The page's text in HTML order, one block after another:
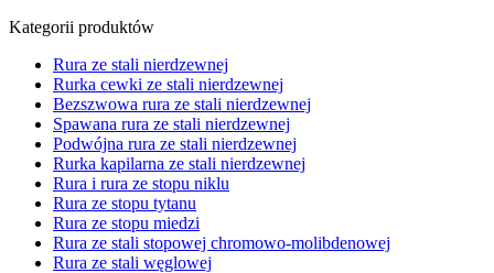
Kategorii produktów
Rura ze stali nierdzewnej
Rurka cewki ze stali nierdzewnej
Bezszwowa rura ze stali nierdzewnej
Spawana rura ze stali nierdzewnej
Podwójna rura ze stali nierdzewnej
Rurka kapilarna ze stali nierdzewnej
Rura i rura ze stopu niklu
Rura ze stopu tytanu
Rura ze stopu miedzi
Rura ze stali stopowej chromowo-molibdenowej
Rura ze stali węglowej